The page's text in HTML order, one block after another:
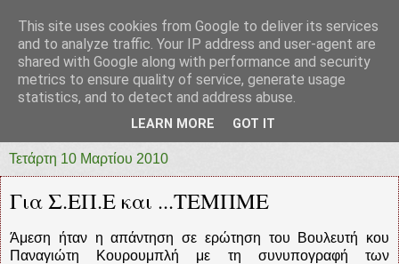
prototypia
"ΠΡΩΤΟΤΥΠΙΑ" * ΑΝΕΞΑΡΤΗΤΗ-ΗΛΕΚΤΡΟΝΙΚΗ-
Τετάρτη 10 Μαρτίου 2010
Για Σ.ΕΠ.Ε και ...ΤΕΜΠΜΕ
Άμεση ήταν η απάντηση σε ερώτηση του Βουλευτή κου
Παναγιώτη Κουρουμπλή με τη συνυπογραφή των
This site uses cookies from Google to deliver its services
and to analyze traffic. Your IP address and user-agent are
shared with Google along with performance and security
metrics to ensure quality of service, generate usage
statistics, and to detect and address abuse.
LEARN MORE GOT IT